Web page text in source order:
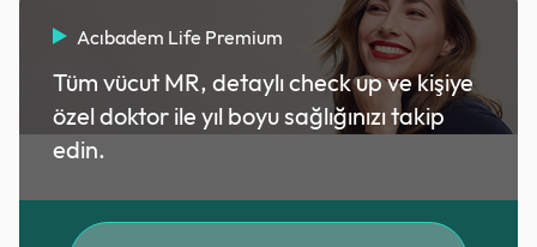
Acıbadem Life Premium
Tüm vücut MR, detaylı check up ve kişiye
özel doktor ile yıl boyu sağlığınızı takip
edin.